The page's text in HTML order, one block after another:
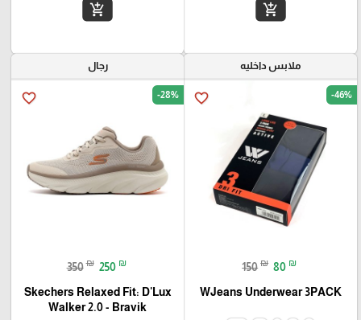
add_shopping_cart
add_shopping_cart
ملابس داخليه
favorite_border -46%
150 ₪ 80 ₪
WJeans Underwear 3PACK
رجال
favorite_border -28%
350 ₪ 250 ₪
Skechers Relaxed Fit: D'Lux
Walker 2.0 - Bravik